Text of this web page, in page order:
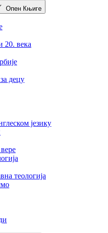
Опен Књиге
20. века
децу
језику
теологија